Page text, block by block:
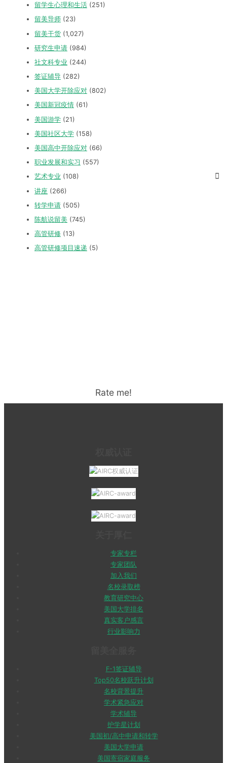
留学生心理和生活 (251)
留美导师 (23)
留美干货 (1,027)
研究生申请 (984)
社文科专业 (244)
签证辅导 (282)
美国大学开除应对 (802)
美国新冠疫情 (61)
美国游学 (21)
美国社区大学 (158)
美国高中开除应对 (66)
职业发展和实习 (557)
艺术专业 (108)
讲座 (266)
转学申请 (505)
陈航说留美 (745)
高管研修 (13)
高管研修项目速递 (5)
Rate me!
专家专栏
专家团队
加入我们
名校录取榜
教育研究中心
美国大学排名
真实客户感言
行业影响力
F-1签证辅导
Top50名校跃升计划
名校背景提升
学术紧急应对
学术辅导
护学星计划
美国初/高中申请和转学
美国大学申请
美国寄宿家庭服务